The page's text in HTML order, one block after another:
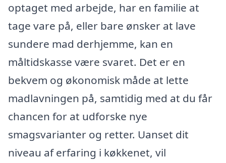
optaget med arbejde, har en familie at
tage vare på, eller bare ønsker at lave
sundere mad derhjemme, kan en
måltidskasse være svaret. Det er en
bekvem og økonomisk måde at lette
madlavningen på, samtidig med at du får
chancen for at udforske nye
smagsvarianter og retter. Uanset dit
niveau af erfaring i køkkenet, vil